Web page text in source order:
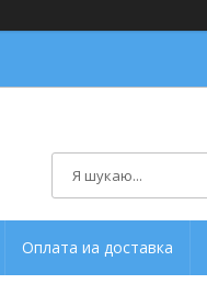
Оплата иа доставка